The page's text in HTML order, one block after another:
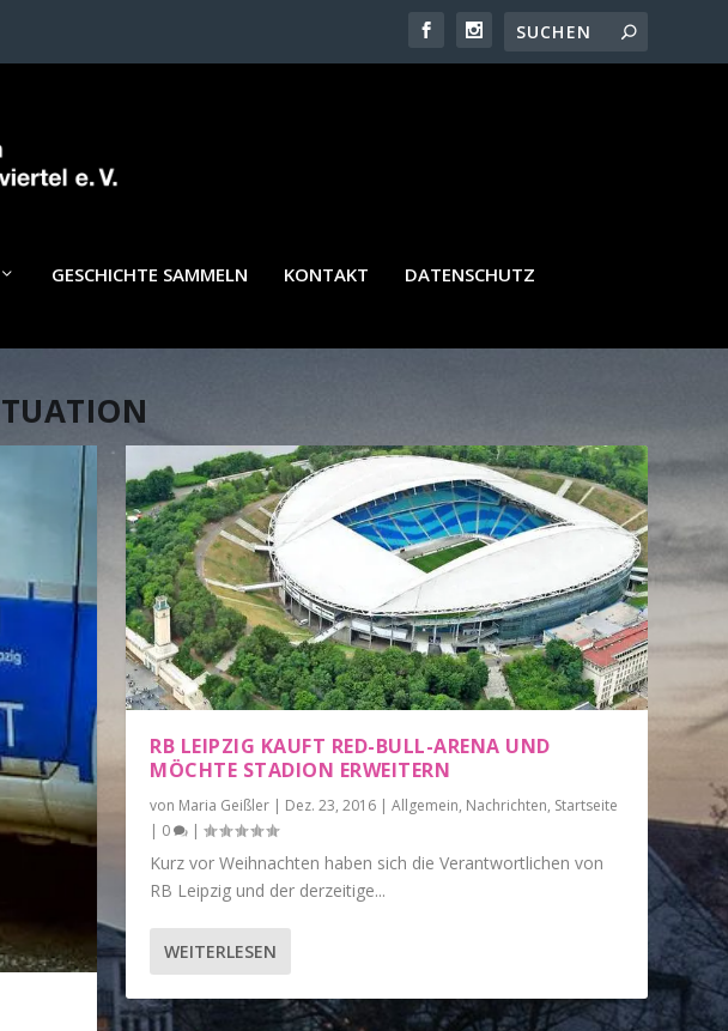
GESCHICHTE SAMMELN KONTAKT DATENSCHUTZ
RB LEIPZIG KAUFT RED-BULL-ARENA UND
MÖCHTE STADION ERWEITERN
von Maria Geißler | Dez. 23, 2016 |Allgemein, Nachrichten, Startseite
| 0 |
Kurz vor Weihnachten haben sich die Verantwortlichen von
RB Leipzig und der derzeitige...
WEITERLESEN